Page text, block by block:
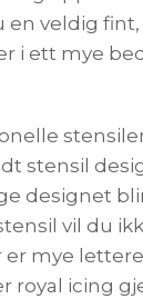
en veldig
i ett mye
stensil
designet
vil du
mye
royal icing